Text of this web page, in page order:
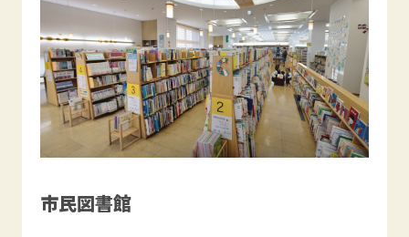
市民図書館